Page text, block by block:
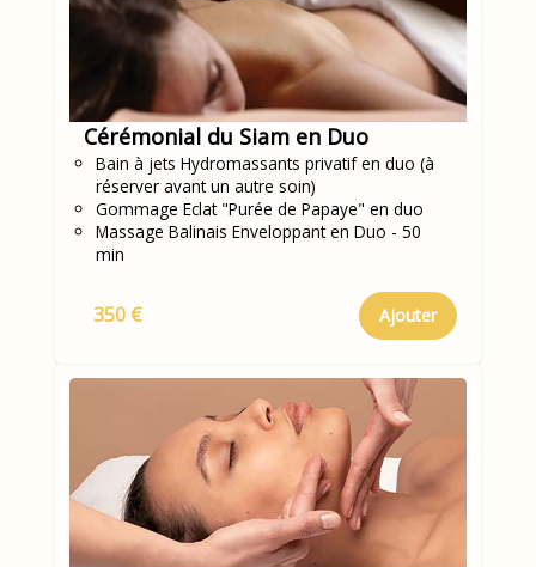
Cérémonial du Siam en Duo
Bain à jets Hydromassants privatif en duo (à
réserver avant un autre soin)
Gommage Eclat "Purée de Papaye" en duo
Massage Balinais Enveloppant en Duo - 50
min
350 € Ajouter